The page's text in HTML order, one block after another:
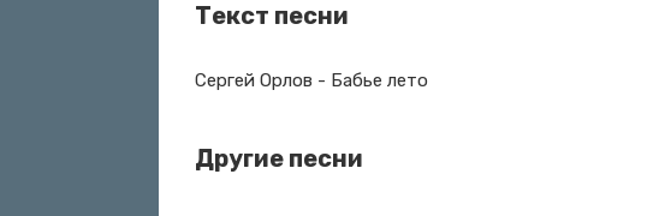
Текст песни
Сергей Орлов - Бабье лето
Другие песни